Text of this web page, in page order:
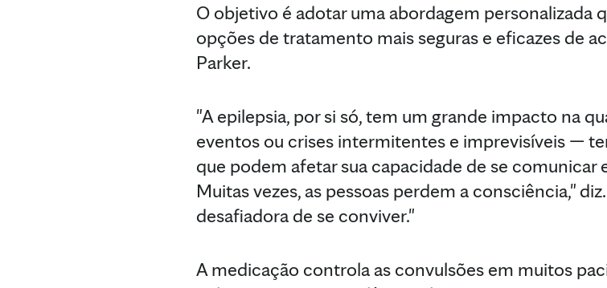
O objetivo é adotar uma abordagem personalizada
opções de tratamento mais seguras e eficazes de
Parker.
"A epilepsia, por si só, tem um grande impacto na
eventos ou crises intermitentes e imprevisíveis —
que podem afetar sua capacidade de se
Muitas vezes, as pessoas perdem a consciência,"
desafiadora de se conviver."
A medicação controla as convulsões em muitos